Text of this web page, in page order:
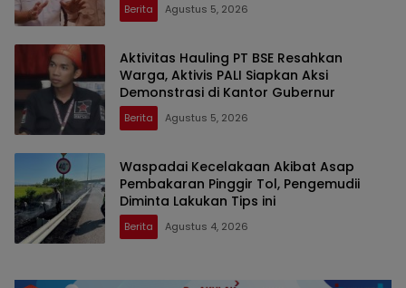
Berita Agustus 5, 2026
Aktivitas Hauling PT BSE Resahkan
Warga, Aktivis PALI Siapkan Aksi
Demonstrasi di Kantor Gubernur
Berita Agustus 5, 2026
Waspadai Kecelakaan Akibat Asap
Pembakaran Pinggir Tol, Pengemudii
Diminta Lakukan Tips ini
Berita Agustus 4, 2026